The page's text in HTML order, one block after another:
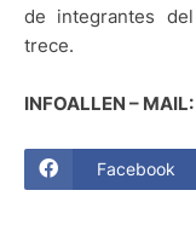
de integrantes
trece.
INFOALLEN – MAIL:
Facebook